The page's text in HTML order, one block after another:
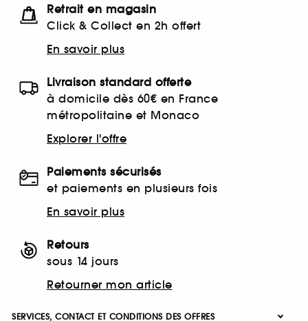
Retrait en magasin
Click & Collect en 2h offert
En savoir plus
Livraison standard offerte
à domicile dès 60€ en France
métropolitaine et Monaco
Explorer l'offre
Paiements sécurisés
et paiements en plusieurs fois
En savoir plus
Retours
sous 14 jours
Retourner mon article
SERVICES, CONTACT ET CONDITIONS DES OFFRES